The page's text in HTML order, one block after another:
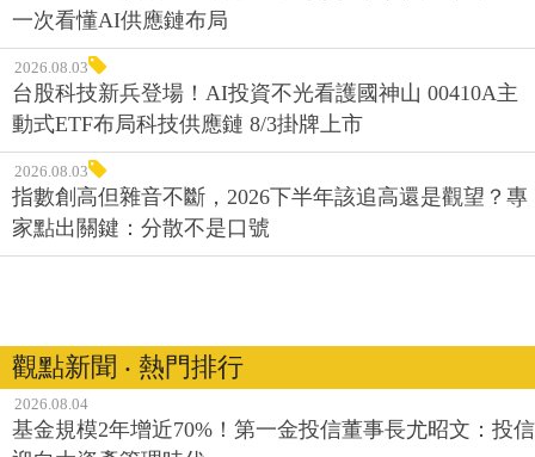
一次看懂AI供應鏈布局
2026.08.03
台股科技新兵登場！AI投資不光看護國神山 00410A主
動式ETF布局科技供應鏈 8/3掛牌上市
2026.08.03
指數創高但雜音不斷，2026下半年該追高還是觀望？專
家點出關鍵：分散不是口號
觀點新聞 ‧ 熱門排行
2026.08.04
基金規模2年增近70%！第一金投信董事長尤昭文：投信